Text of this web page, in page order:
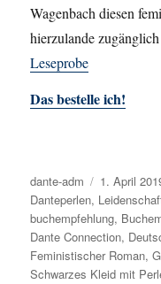
Wagenbach diesen
hierzulande
Leseprobe
Das bestelle ich!
Autor
dante-adm
am
1. April
Danteperlen,
buchempfehlung,
Dante Connection,
Feministischer Roman,
Schwarzes Kleid mit